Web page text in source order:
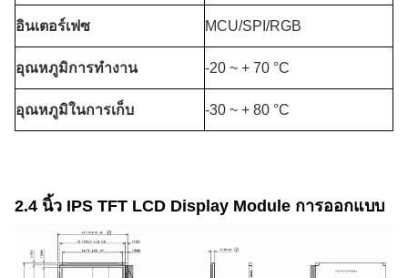
อินเตอร์เฟซ MCU/SPI/RGB
อุณหภูมิการทํางาน -20 ~ + 70 °C
อุณหภูมิในการเก็บ -30 ~ + 80 °C
2.4 นิ้ว IPS TFT LCD Display Module การออกแบบ